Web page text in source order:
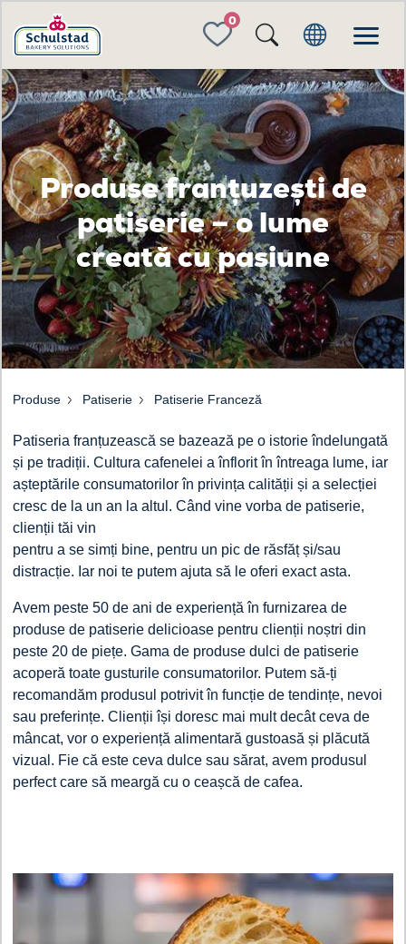
FAVORITES
Produse franțuzești de
patiserie – o lume
creată cu pasiune
Produse Patiserie Patiserie Franceză
Patiseria franțuzească se bazează pe o istorie îndelungată
și pe tradiții. Cultura cafenelei a înflorit în întreaga lume, iar
așteptările consumatorilor în privința calității și a selecției
cresc de la un an la altul. Când vine vorba de patiserie,
clienții tăi vin
pentru a se simți bine, pentru un pic de răsfăț și/sau
distracție. Iar noi te putem ajuta să le oferi exact asta.
Avem peste 50 de ani de experiență în furnizarea de
produse de patiserie delicioase pentru clienții noștri din
peste 20 de piețe. Gama de produse dulci de patiserie
acoperă toate gusturile consumatorilor. Putem să-ți
recomandăm produsul potrivit în funcție de tendințe, nevoi
sau preferințe. Clienții își doresc mai mult decât ceva de
mâncat, vor o experiență alimentară gustoasă și plăcută
vizual. Fie că este ceva dulce sau sărat, avem produsul
perfect care să meargă cu o ceașcă de cafea.